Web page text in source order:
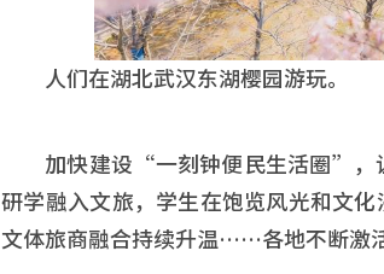
人们在湖北武汉东湖樱园游玩。
加快建设“一刻钟便民生活圈”，
研学融入文旅，学生在饱览风光和文
文体旅商融合持续升温……各地不断激